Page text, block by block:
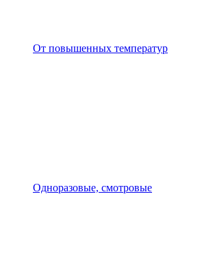
От повышенных температур
Одноразовые, смотровые